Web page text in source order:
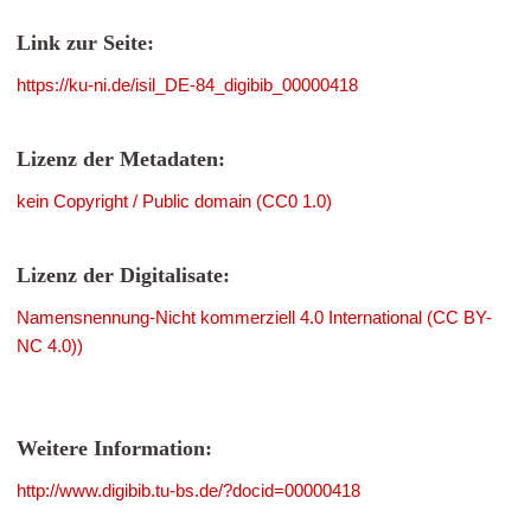
Link zur Seite:
https://ku-ni.de/isil_DE-84_digibib_00000418
Lizenz der Metadaten:
kein Copyright / Public domain (CC0 1.0)
Lizenz der Digitalisate:
Namensnennung-Nicht kommerziell 4.0 International (CC BY-
NC 4.0))
Weitere Information:
http://www.digibib.tu-bs.de/?docid=00000418